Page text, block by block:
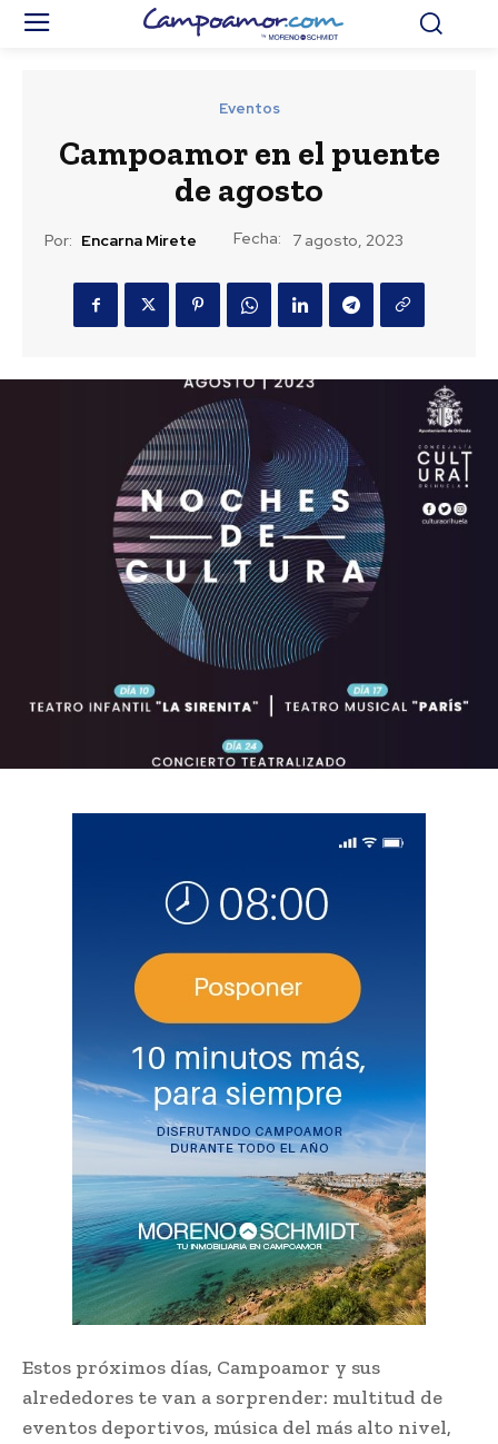
Eventos
Campoamor en el puente
de agosto
Por: Encarna Mirete Fecha: 7 agosto, 2023
Estos próximos días, Campoamor y sus
alrededores te van a sorprender: multitud de
eventos deportivos, música del más alto nivel,